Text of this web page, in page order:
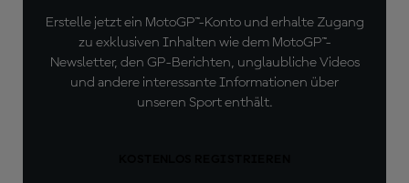
Erstelle jetzt ein MotoGP™-Konto und erhalte Zugang
zu exklusiven Inhalten wie dem MotoGP™-
Newsletter, den GP-Berichten, unglaubliche Videos
und andere interessante Informationen über
unseren Sport enthält.